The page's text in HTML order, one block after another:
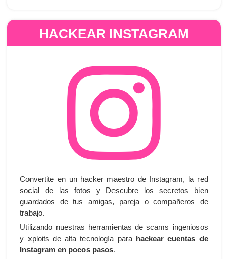
HACKEAR INSTAGRAM
Convertite en un hacker maestro de Instagram, la red
social de las fotos y Descubre los secretos bien
guardados de tus amigas, pareja o compañeros de
trabajo.
Utilizando nuestras herramientas de scams ingeniosos
y xploits de alta tecnología para hackear cuentas de
Instagram en pocos pasos.